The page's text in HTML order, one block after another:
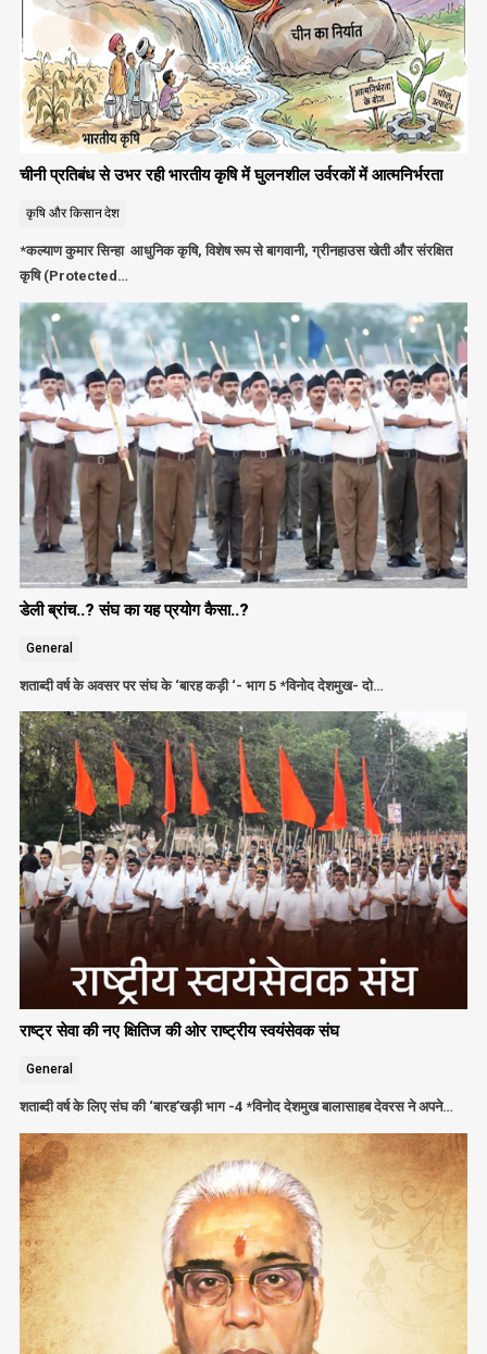
चीनी प्रतिबंध से उभर रही भारतीय कृषि में घुलनशील उर्वरकों में आत्मनिर्भरता
कृषि और किसानदेश
*कल्याण कुमार सिन्हा आधुनिक कृषि, विशेष रूप से बागवानी, ग्रीनहाउस खेती और संरक्षित
कृषि (Protected…
डेली ब्रांच..? संघ का यह प्रयोग कैसा..?
General
शताब्दी वर्ष के अवसर पर संघ के ‘बारह कड़ी ‘- भाग 5 *विनोद देशमुख- दो…
राष्ट्र सेवा की नए क्षितिज की ओर राष्ट्रीय स्वयंसेवक संघ
General
शताब्दी वर्ष के लिए संघ की ‘बारह’खड़ी भाग -4 *विनोद देशमुख बालासाहब देवरस ने अपने…